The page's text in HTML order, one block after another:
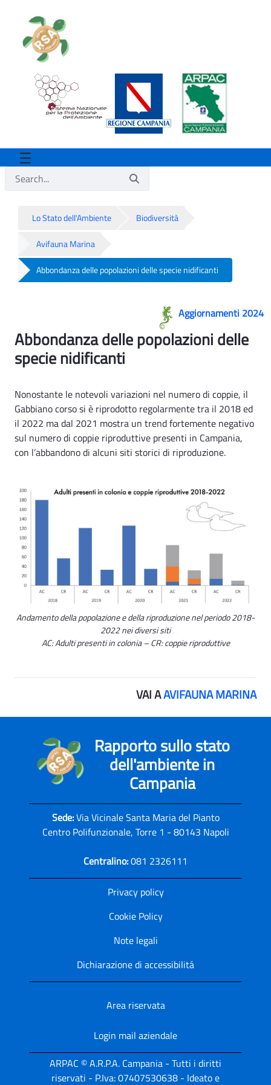
Lo Stato dell'Ambiente Biodiversità
Avifauna Marina
Abbondanza delle popolazioni delle specie nidificanti
Avifauna Marina Ind 2 - RsaAggiornamenti 2024
Abbondanza delle popolazioni delle
specie nidificanti
Nonostante le notevoli variazioni nel numero di coppie, il
Gabbiano corso si è riprodotto regolarmente tra il 2018 ed
il 2022 ma dal 2021 mostra un trend fortemente negativo
sul numero di coppie riproduttive presenti in Campania,
con l’abbandono di alcuni siti storici di riproduzione.
Andamento della popolazione e della riproduzione nel periodo 2018-
2022 nei diversi siti
AC: Adulti presenti in colonia – CR: coppie riproduttive
VAI AAVIFAUNA MARINA
Rapporto sullo stato
dell'ambiente in
Campania
Sede:Via Vicinale Santa Maria del Pianto
Centro Polifunzionale, Torre 1 - 80143 Napoli
Centralino:081 2326111
Privacy policy
Cookie Policy
Note legali
Dichiarazione di accessibilitá
Area riservata
Login mail aziendale
ARPAC © A.R.P.A. Campania - Tutti i diritti
riservati - P.Iva: 07407530638 - Ideato e